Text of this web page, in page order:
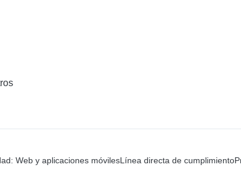
Web y aplicaciones móvilesLínea directa de cumplimiento